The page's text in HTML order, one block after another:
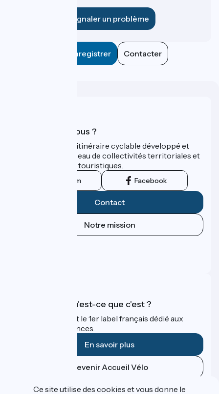
Signaler un problème
Enregistrer Contacter
Qui sommes-nous ?
ViaRhôna est un itinéraire cyclable développé et
promu par un réseau de collectivités territoriales et
leurs institutions touristiques.
Instagram Facebook
Contact
Notre mission
Accueil Vélo qu'est-ce que c'est ?
Accueil Vélo c'est le 1er label français dédié aux
cyclistes en vacances.
En savoir plus
Devenir Accueil Vélo
Financé dans le cadre de Destination France
Ce site utilise des cookies et vous donne le